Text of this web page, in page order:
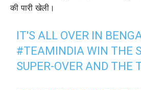
की पारी खेली।
IT'S ALL OVER IN
#TEAMINDIA WIN THE
SUPER-OVER AND THE